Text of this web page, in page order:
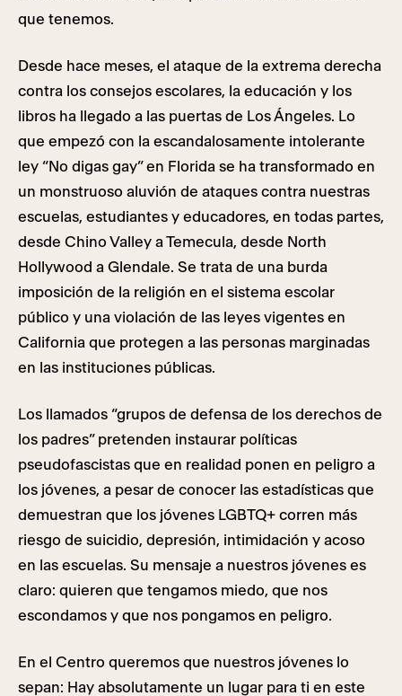
que tenemos.
Desde hace meses, el ataque de la extrema derecha
contra los consejos escolares, la educación y los
libros ha llegado a las puertas de Los Ángeles. Lo
que empezó con la escandalosamente intolerante
ley “No digas gay” en Florida se ha transformado en
un monstruoso aluvión de ataques contra nuestras
escuelas, estudiantes y educadores, en todas partes,
desde Chino Valley a Temecula, desde North
Hollywood a Glendale. Se trata de una burda
imposición de la religión en el sistema escolar
público y una violación de las leyes vigentes en
California que protegen a las personas marginadas
en las instituciones públicas.
Los llamados “grupos de defensa de los derechos de
los padres” pretenden instaurar políticas
pseudofascistas que en realidad ponen en peligro a
los jóvenes, a pesar de conocer las estadísticas que
demuestran que los jóvenes LGBTQ+ corren más
riesgo de suicidio, depresión, intimidación y acoso
en las escuelas. Su mensaje a nuestros jóvenes es
claro: quieren que tengamos miedo, que nos
escondamos y que nos pongamos en peligro.
En el Centro queremos que nuestros jóvenes lo
sepan: Hay absolutamente un lugar para ti en este